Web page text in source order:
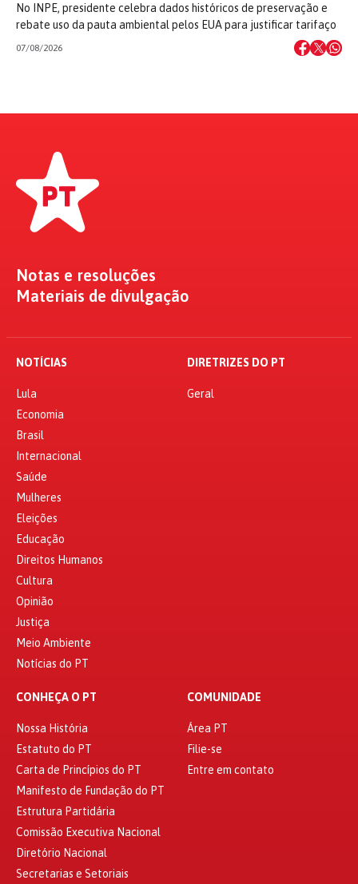
No INPE, presidente celebra dados históricos de preservação e
rebate uso da pauta ambiental pelos EUA para justificar tarifaço
07/08/2026
Notas e resoluções
Materiais de divulgação
NOTÍCIAS
Lula
Economia
Brasil
Internacional
Saúde
Mulheres
Eleições
Educação
Direitos Humanos
Cultura
Opinião
Justiça
Meio Ambiente
Notícias do PT
DIRETRIZES DO PT
Geral
CONHEÇA O PT
Nossa História
Estatuto do PT
Carta de Princípios do PT
Manifesto de Fundação do PT
Estrutura Partidária
Comissão Executiva Nacional
Diretório Nacional
Secretarias e Setoriais
COMUNIDADE
Área PT
Filie-se
Entre em contato